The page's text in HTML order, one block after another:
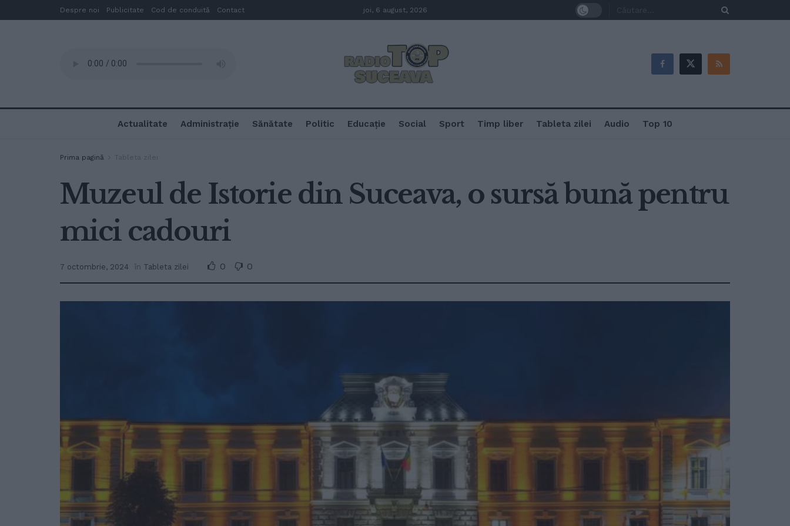
Despre noi Publicitate Cod de conduită Contact joi, 6 august, 2026
Actualitate Administrație Sănătate Politic Educație Social Sport Timp liber Tableta zilei Audio Top 10
Prima pagină Tableta zilei
Muzeul de Istorie din Suceava, o sursă bună pentru
mici cadouri
7 octombrie, 2024 în Tableta zilei 0 0